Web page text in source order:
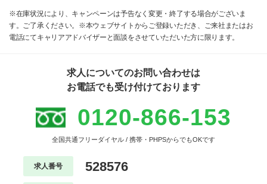
※在庫状況により、キャンペーンは予告なく変更・終了する場合がございま
す。ご了承ください。※本ウェブサイトからご登録いただき、ご来社またはお
電話にてキャリアアドバイザーと面談をさせていただいた方に限ります。
求人についてのお問い合わせは
お電話でも受け付けております
0120-866-153
全国共通フリーダイヤル / 携帯・PHPSからでもOKです
求人番号 528576